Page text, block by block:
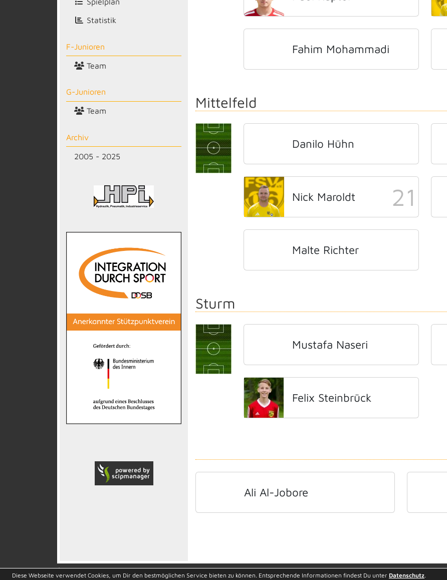
Statistik
F-Junioren
Team
G-Junioren
Team
Archiv
2005 - 2025
Fahim Mohammadi
Mittelfeld
Danilo Hühn
Nick Maroldt 21
Malte Richter
Sturm
Mustafa Naseri
Felix Steinbrück
Ali Al-Jobore
soccero.de Besucherstatistik Geburtstage
Diese Webseite verwendet Cookies, um Dir den bestmöglichen Service bieten zu können. Entsprechende Informationen findest Du unter Datenschutz.